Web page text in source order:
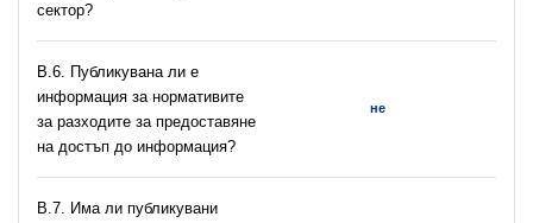
сектор?
В.6. Публикувана ли е
информация за нормативите
за разходите за предоставяне
на достъп до информация?
не
В.7. Има ли публикувани